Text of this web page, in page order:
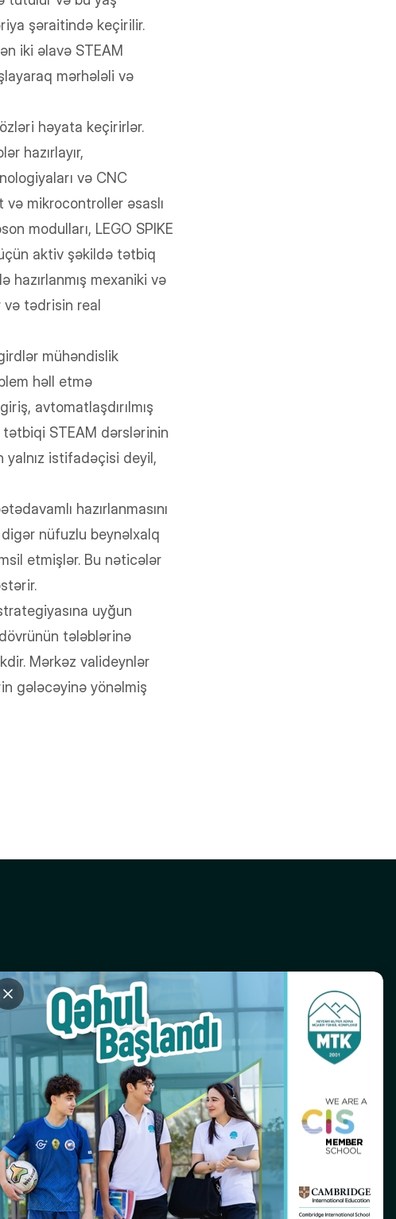
şəraitində keçirilir.
iki əlavə STEAM
mərhələli və
həyata keçirirlər.
hazırlayır,
və CNC
və mikrocontroller əsaslı
modulları, LEGO SPIKE
aktiv şəkildə tətbiq
hazırlanmış mexaniki və
tədrisin real
mühəndislik
həll etmə
avtomatlaşdırılmış
tətbiqi STEAM dərslərinin
yalnız istifadəçisi deyil,
hazırlanmasını
digər nüfuzlu beynəlxalq
etmişlər. Bu nəticələr
uyğun
tələblərinə
Mərkəz valideynlər
gələcəyinə yönəlmiş
Bizimlə əlaqə
(+994) 12 596-71-73
info@mtk.edu.az
AZ 1022, Baku, Azerbaijan, 151 Samad
Vurgun Street